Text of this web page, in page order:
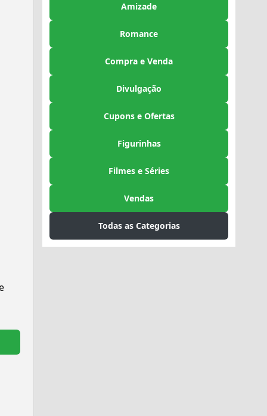
Amizade
Romance
Compra e Venda
Divulgação
Cupons e Ofertas
Figurinhas
Filmes e Séries
Vendas
Todas as Categorias